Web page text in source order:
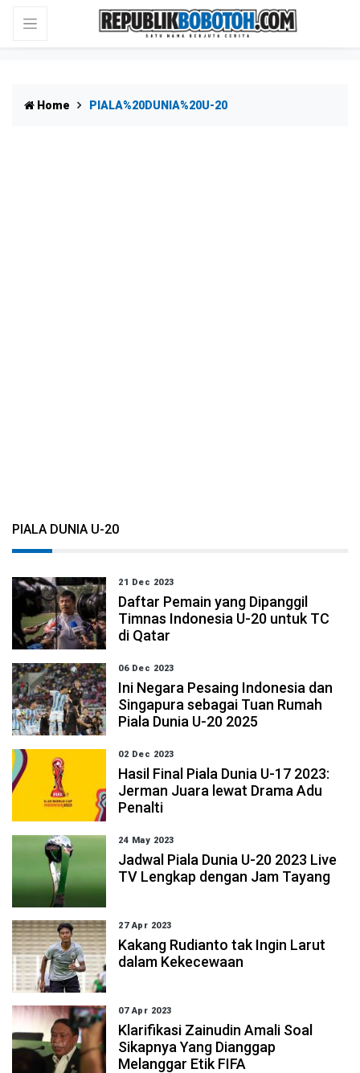
Home PIALA%20DUNIA%20U-20
PIALA DUNIA U-20
21 Dec 2023
Daftar Pemain yang Dipanggil
Timnas Indonesia U-20 untuk TC
di Qatar
06 Dec 2023
Ini Negara Pesaing Indonesia dan
Singapura sebagai Tuan Rumah
Piala Dunia U-20 2025
02 Dec 2023
Hasil Final Piala Dunia U-17 2023:
Jerman Juara lewat Drama Adu
Penalti
24 May 2023
Jadwal Piala Dunia U-20 2023 Live
TV Lengkap dengan Jam Tayang
27 Apr 2023
Kakang Rudianto tak Ingin Larut
dalam Kekecewaan
07 Apr 2023
Klarifikasi Zainudin Amali Soal
Sikapnya Yang Dianggap
Melanggar Etik FIFA